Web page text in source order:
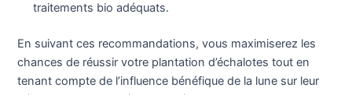
traitements bio adéquats.
En suivant ces recommandations, vous maximiserez les
chances de réussir votre plantation d’échalotes tout en
tenant compte de l’influence bénéfique de la lune sur leur